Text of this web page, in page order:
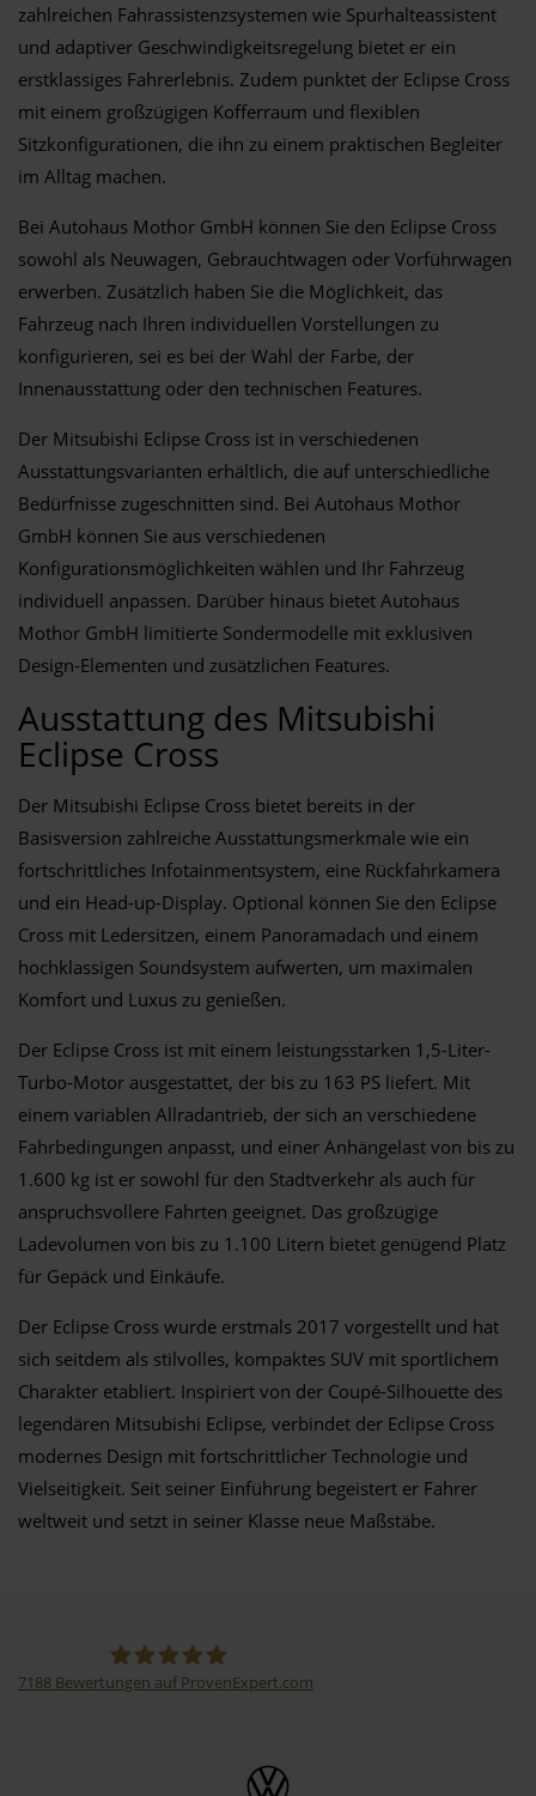
zahlreichen Fahrassistenzsystemen wie Spurhalteassistent
und adaptiver Geschwindigkeitsregelung bietet er ein
erstklassiges Fahrerlebnis. Zudem punktet der Eclipse Cross
mit einem großzügigen Kofferraum und flexiblen
Sitzkonfigurationen, die ihn zu einem praktischen Begleiter
im Alltag machen.
Bei Autohaus Mothor GmbH können Sie den Eclipse Cross
sowohl als Neuwagen, Gebrauchtwagen oder Vorführwagen
erwerben. Zusätzlich haben Sie die Möglichkeit, das
Fahrzeug nach Ihren individuellen Vorstellungen zu
konfigurieren, sei es bei der Wahl der Farbe, der
Innenausstattung oder den technischen Features.
Der Mitsubishi Eclipse Cross ist in verschiedenen
Ausstattungsvarianten erhältlich, die auf unterschiedliche
Bedürfnisse zugeschnitten sind. Bei Autohaus Mothor
GmbH können Sie aus verschiedenen
Konfigurationsmöglichkeiten wählen und Ihr Fahrzeug
individuell anpassen. Darüber hinaus bietet Autohaus
Mothor GmbH limitierte Sondermodelle mit exklusiven
Design-Elementen und zusätzlichen Features.
Ausstattung des Mitsubishi
Eclipse Cross
Der Mitsubishi Eclipse Cross bietet bereits in der
Basisversion zahlreiche Ausstattungsmerkmale wie ein
fortschrittliches Infotainmentsystem, eine Rückfahrkamera
und ein Head-up-Display. Optional können Sie den Eclipse
Cross mit Ledersitzen, einem Panoramadach und einem
hochklassigen Soundsystem aufwerten, um maximalen
Komfort und Luxus zu genießen.
Der Eclipse Cross ist mit einem leistungsstarken 1,5-Liter-
Turbo-Motor ausgestattet, der bis zu 163 PS liefert. Mit
einem variablen Allradantrieb, der sich an verschiedene
Fahrbedingungen anpasst, und einer Anhängelast von bis zu
1.600 kg ist er sowohl für den Stadtverkehr als auch für
anspruchsvollere Fahrten geeignet. Das großzügige
Ladevolumen von bis zu 1.100 Litern bietet genügend Platz
für Gepäck und Einkäufe.
Der Eclipse Cross wurde erstmals 2017 vorgestellt und hat
sich seitdem als stilvolles, kompaktes SUV mit sportlichem
Charakter etabliert. Inspiriert von der Coupé-Silhouette des
legendären Mitsubishi Eclipse, verbindet der Eclipse Cross
modernes Design mit fortschrittlicher Technologie und
Vielseitigkeit. Seit seiner Einführung begeistert er Fahrer
weltweit und setzt in seiner Klasse neue Maßstäbe.
7188 Bewertungen auf ProvenExpert.com